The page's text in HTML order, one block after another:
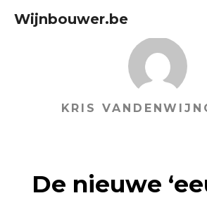
naarWijnbouwer.be
KRIS
De nieuwe